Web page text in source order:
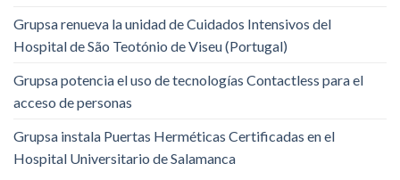
Grupsa renueva la unidad de Cuidados Intensivos del
Hospital de São Teotónio de Viseu (Portugal)
Grupsa potencia el uso de tecnologías Contactless para el
acceso de personas
Grupsa instala Puertas Herméticas Certificadas en el
Hospital Universitario de Salamanca